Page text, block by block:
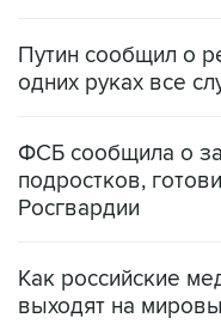
Путин сообщил о
одних руках все
ФСБ сообщила о
подростков,
Росгвардии
Как российские
выходят на